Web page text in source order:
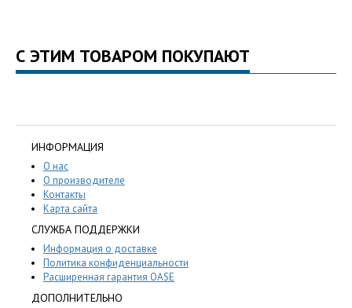
С ЭТИМ ТОВАРОМ ПОКУПАЮТ
ИНФОРМАЦИЯ
О нас
О производителе
Контакты
Карта сайта
СЛУЖБА ПОДДЕРЖКИ
Информация о доставке
Политика конфиденциальности
Расширенная гарантия OASE
ДОПОЛНИТЕЛЬНО